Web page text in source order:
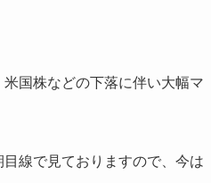
国株などの下落に伴い大幅マ
線で見ておりますので、今は